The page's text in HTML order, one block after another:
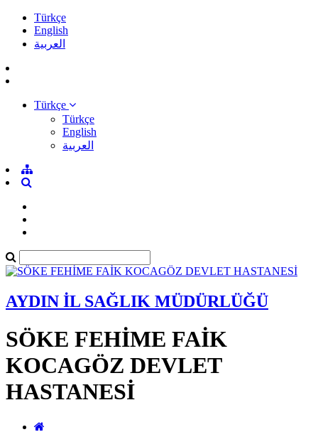
Türkçe
English
العربية
Türkçe
Türkçe
English
العربية
AYDIN İL SAĞLIK MÜDÜRLÜĞÜ
SÖKE FEHİME FAİK
KOCAGÖZ DEVLET
HASTANESİ